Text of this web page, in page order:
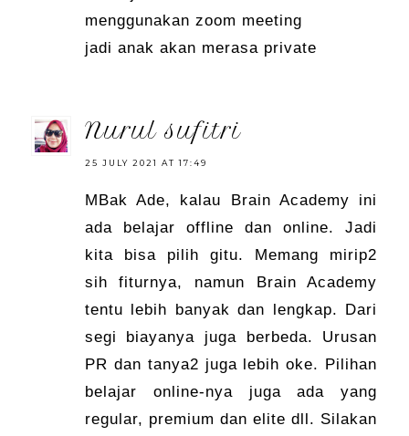
menggunakan zoom meeting
jadi anak akan merasa private
nurul sufitri
25 JULY 2021 AT 17:49
MBak Ade, kalau Brain Academy ini
ada belajar offline dan online. Jadi
kita bisa pilih gitu. Memang mirip2
sih fiturnya, namun Brain Academy
tentu lebih banyak dan lengkap. Dari
segi biayanya juga berbeda. Urusan
PR dan tanya2 juga lebih oke. Pilihan
belajar online-nya juga ada yang
regular, premium dan elite dll. Silakan